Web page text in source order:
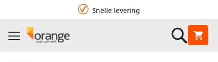
Snelle levering
Zoek